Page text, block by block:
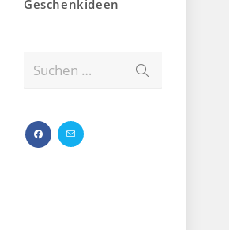
Geschenkideen
Suchen …